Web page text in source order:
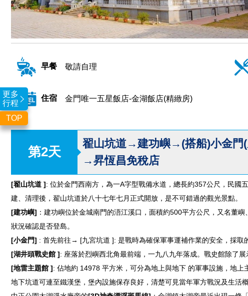
更多
行程
TOP
早餐 敬請自理
住宿 金門唯一五星飯店-金湖飯店(精緻房)
第2天
翟山坑道→建功嶼→(搭船)小金門
→昇恆昌免稅店
[翟山坑道 ]: 位於金門西南方，為一A字型戰備水道，總長約357公尺，民國
建、清理後，翟山坑道於八十七年七月正式開放，是不可錯過的觀光景點。
[建功嶼] ：建功嶼位於金城南門的浯江溪口，面積約500平方公尺，又名董
狀況確認是否登島。
[小金門] : 首先前往→ [九宮坑道 ]: 是戰時為確保軍事運補作業的安全，採取
[湖井頭戰史館 ]: 座落於烈嶼西北角最前端，一九八九年落成。戰史館除了
[地雷主題館 ]: 佔地約 14978 平方米，可分為地上與地下 的軍事設施，地
地下坑道可連至鐵漢堡，堡內設施保存良好，清楚可見當年軍方戰況及生活概